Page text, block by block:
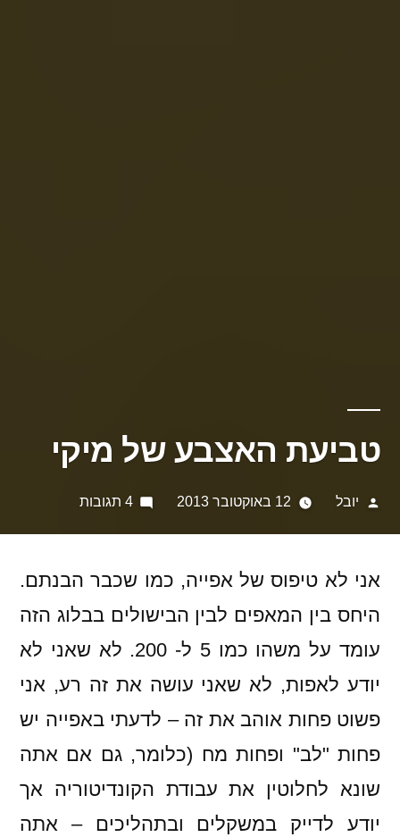
טביעת האצבע של מיקי
פורסם
יובל 12 באוקטובר 2013 4 תגובות
על
של
אני לא טיפוס של אפייה, כמו שכבר הבנתם.
היחס בין המאפים לבין הבישולים בבלוג הזה
עומד על משהו כמו 5 ל- 200. לא שאני לא
יודע לאפות, לא שאני עושה את זה רע, אני
פשוט פחות אוהב את זה – לדעתי באפייה יש
פחות "לב" ופחות מח (כלומר, גם אם אתה
שונא לחלוטין את עבודת הקונדיטוריה אך
יודע לדייק במשקלים ובתהליכים – אתה